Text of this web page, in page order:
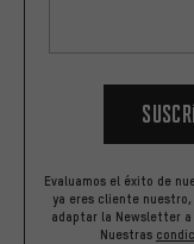
Evaluamos el éxito de
ya eres cliente
adaptar la Newsletter
Nuestras